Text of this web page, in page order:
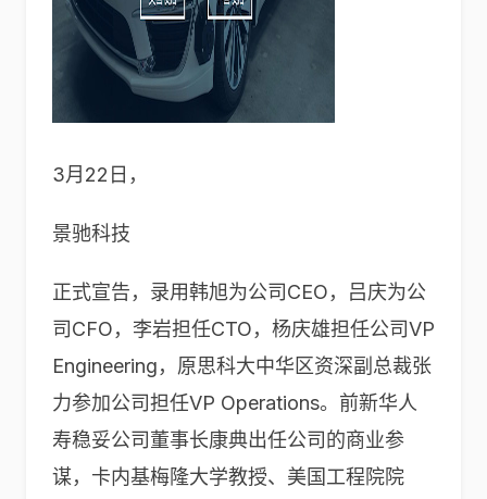
3月22日，
景驰科技
正式宣告，录用韩旭为公司CEO，吕庆为公
司CFO，李岩担任CTO，杨庆雄担任公司VP
Engineering，原思科大中华区资深副总裁张
力参加公司担任VP Operations。前新华人
寿稳妥公司董事长康典出任公司的商业参
谋，卡内基梅隆大学教授、美国工程院院